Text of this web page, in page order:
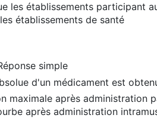
les établissements participant
établissements de santé
simple
d'un médicament est
maximale après administration
après administration